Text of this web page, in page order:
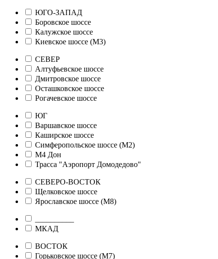
ЮГО-ЗАПАД
Боровское шоссе
Калужское шоссе
Киевское шоссе (М3)
СЕВЕР
Алтуфьевское шоссе
Дмитровское шоссе
Осташковское шоссе
Рогачевское шоссе
ЮГ
Варшавское шоссе
Каширское шоссе
Симферопольское шоссе (М2)
М4 Дон
Трасса "Аэропорт Домодедово"
СЕВЕРО-ВОСТОК
Щелковское шоссе
Ярославское шоссе (М8)
МКАД
ВОСТОК
Горьковское шоссе (М7)